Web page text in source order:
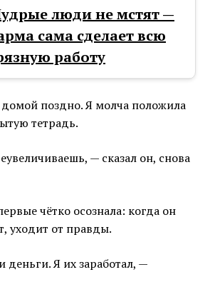
люди не мстят —
сама сделает всю
работу
поздно. Я молча положила
тетрадь.
— сказал он, снова
чётко осознала: когда он
уходит от правды.
деньги. Я их заработал, —